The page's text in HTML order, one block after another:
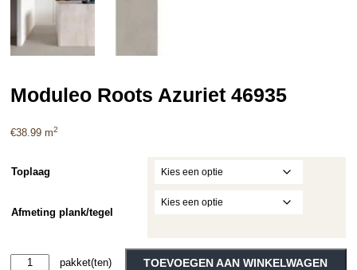
Moduleo Roots Azuriet 46935
€38.99 m2
Toplaag
Afmeting plank/tegel
Moduleo
TOEVOEGEN AAN WINKELWAGEN